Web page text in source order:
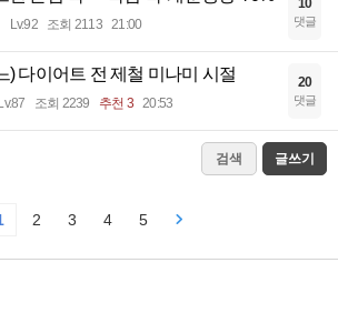
Lv.92 조회 2113 21:00
10
댓글
) 다이어트 전 제철 미나미 시절
Lv.87 조회 2239 추천 3 20:53
20
댓글
검색 글쓰기
2 3 4 5